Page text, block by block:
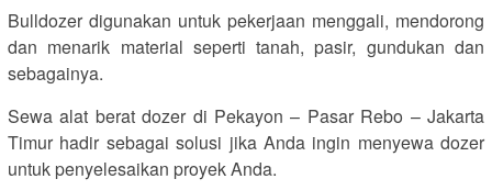
Bulldozer digunakan untuk pekerjaan menggali, mendorong
dan menarik material seperti tanah, pasir, gundukan dan
sebagainya.
Sewa alat berat dozer di Pekayon – Pasar Rebo – Jakarta
Timur hadir sebagai solusi jika Anda ingin menyewa dozer
untuk penyelesaikan proyek Anda.